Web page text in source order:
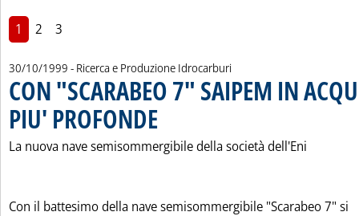
1 2 3
30/10/1999 - Ricerca e Produzione Idrocarburi
CON "SCARABEO 7" SAIPEM IN
PIU' PROFONDE
La nuova nave semisommergibile della società dell'Eni
Con il battesimo della nave semisommergibile "Scarabeo 7" si